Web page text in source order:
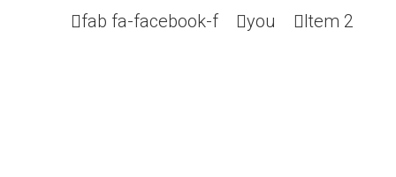
fab fa-facebook-f you Item 2